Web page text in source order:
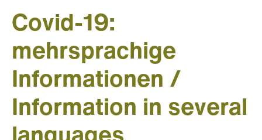
Covid-19:
mehrsprachige
Informationen /
Information in several